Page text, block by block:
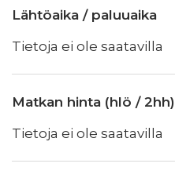
Lähtöaika / paluuaika
Tietoja ei ole saatavilla
Matkan hinta (hlö / 2hh)
Tietoja ei ole saatavilla